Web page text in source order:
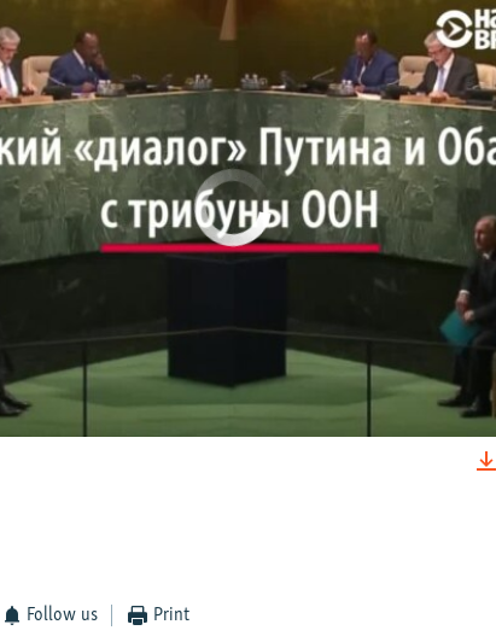
No media source currently available
Follow us Print